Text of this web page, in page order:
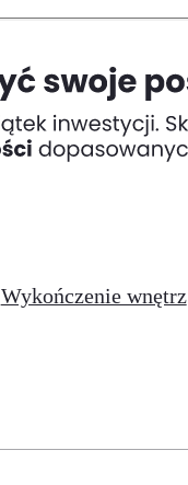
Wykończenie wnętrz